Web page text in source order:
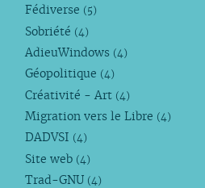
Fédiverse (5)
Sobriété (4)
AdieuWindows (4)
Géopolitique (4)
Créativité - Art (4)
Migration vers le Libre (4)
DADVSI (4)
Site web (4)
Trad-GNU (4)